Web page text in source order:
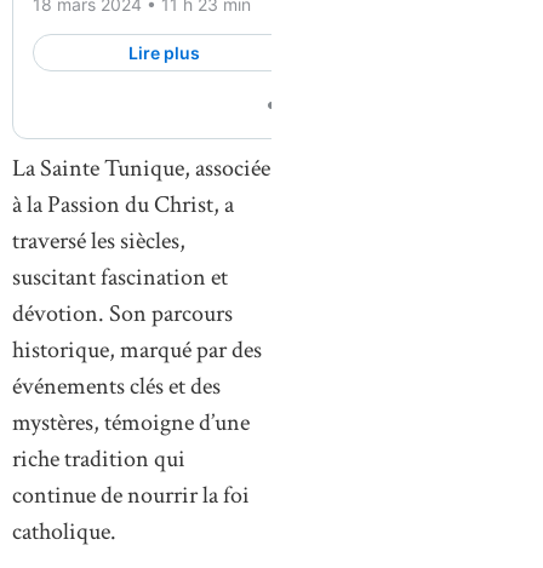
La Sainte Tunique, associée
à la Passion du Christ, a
traversé les siècles,
suscitant fascination et
dévotion. Son parcours
historique, marqué par des
événements clés et des
mystères, témoigne d’une
riche tradition qui
continue de nourrir la foi
catholique.